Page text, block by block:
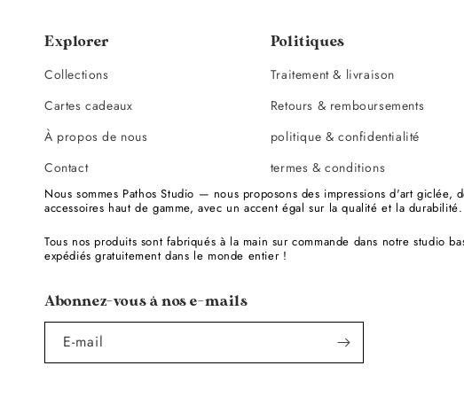
Explorer
Collections
Cartes cadeaux
À propos de nous
Contact
Politiques
Traitement & livraison
Retours & remboursements
politique & confidentialité
termes & conditions
Nous sommes Pathos Studio — nous proposons des impressions d'art giclée,
accessoires haut de gamme, avec un accent égal sur la qualité et la durabilité.
Tous nos produits sont fabriqués à la main sur commande dans notre studio
expédiés gratuitement dans le monde entier !
Abonnez-vous à nos e-mails
E-mail